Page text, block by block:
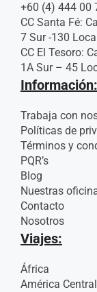
+60 (4) 444 00
CC Santa Fé:
7 Sur -130
CC El Tesoro:
1A Sur – 45
Información:
Trabaja con
Políticas de
Términos y
PQR’s
Blog
Nuestras
Contacto
Nosotros
Viajes:
África
América Central